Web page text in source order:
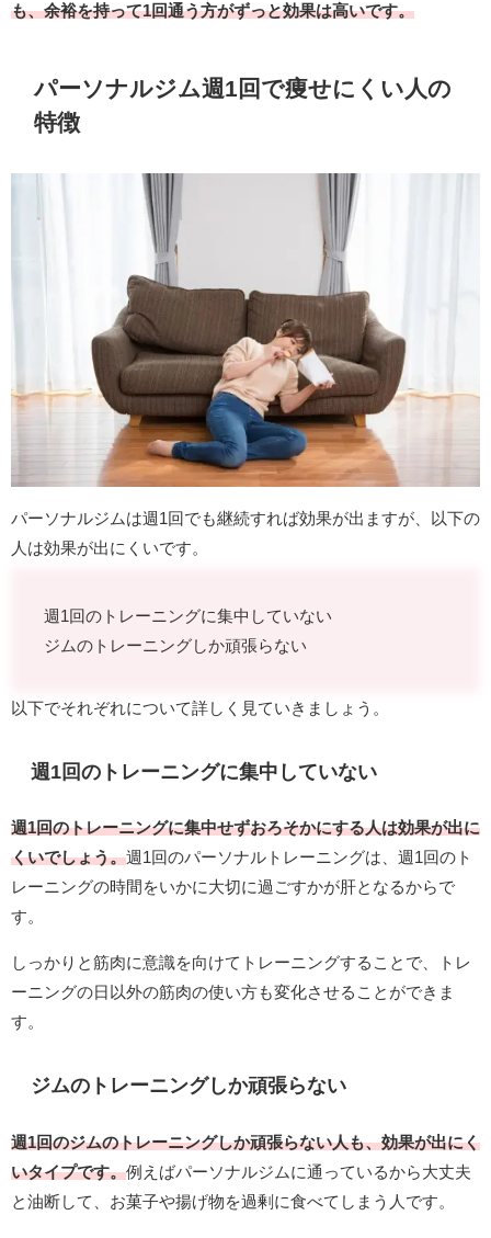
も、余裕を持って1回通う方がずっと効果は高いです。
パーソナルジム週1回で痩せにくい人の
特徴
パーソナルジムは週1回でも継続すれば効果が出ますが、以下の
人は効果が出にくいです。
週1回のトレーニングに集中していない
ジムのトレーニングしか頑張らない
以下でそれぞれについて詳しく見ていきましょう。
週1回のトレーニングに集中していない
週1回のトレーニングに集中せずおろそかにする人は効果が出に
くいでしょう。週1回のパーソナルトレーニングは、週1回のト
レーニングの時間をいかに大切に過ごすかが肝となるからで
す。
しっかりと筋肉に意識を向けてトレーニングすることで、トレ
ーニングの日以外の筋肉の使い方も変化させることができま
す。
ジムのトレーニングしか頑張らない
週1回のジムのトレーニングしか頑張らない人も、効果が出にく
いタイプです。例えばパーソナルジムに通っているから大丈夫
と油断して、お菓子や揚げ物を過剰に食べてしまう人です。